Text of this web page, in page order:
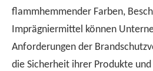
flammhemmender Farben,
Imprägniermittel können
Anforderungen der
die Sicherheit ihrer Produkte und